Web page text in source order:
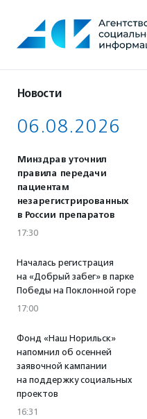
содержанию
Новости
06.08.2026
Минздрав уточнил
правила передачи
пациентам
незарегистрированных
в России препаратов
17:30
Началась регистрация
на «Добрый забег» в парке
Победы на Поклонной горе
17:00
Фонд «Наш Норильск»
напомнил об осенней
заявочной кампании
на поддержку социальных
проектов
16:31